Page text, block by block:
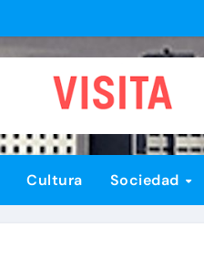
Cultura Sociedad